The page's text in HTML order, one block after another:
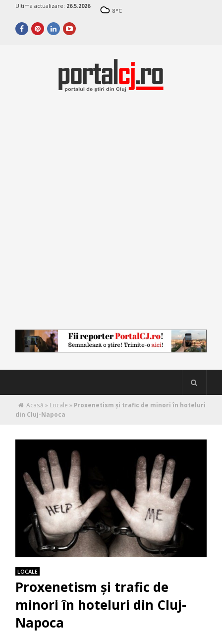
Ultima actualizare: 26.5.2026
8°C
Acasă » Locale » Proxenetism și trafic de minori în hoteluri
din Cluj-Napoca
LOCALE
Proxenetism și trafic de
minori în hoteluri din Cluj-
Napoca